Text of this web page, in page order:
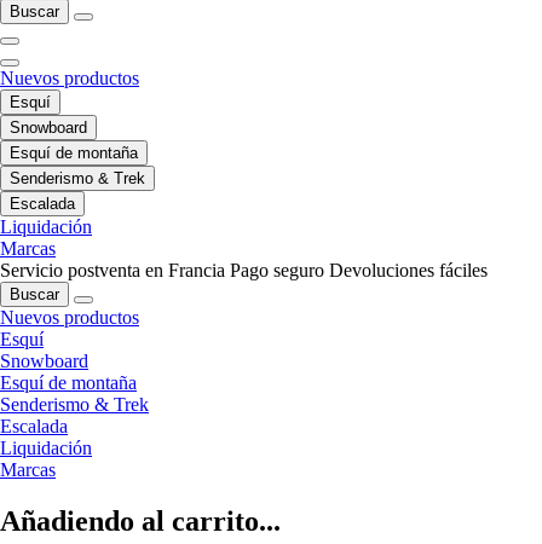
Buscar
Nuevos productos
Esquí
Snowboard
Esquí de montaña
Senderismo & Trek
Escalada
Liquidación
Marcas
Servicio postventa en Francia Pago seguro Devoluciones fáciles
Buscar
Nuevos productos
Esquí
Snowboard
Esquí de montaña
Senderismo & Trek
Escalada
Liquidación
Marcas
Añadiendo al carrito...